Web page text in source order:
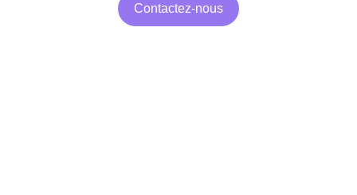
Contactez-nous